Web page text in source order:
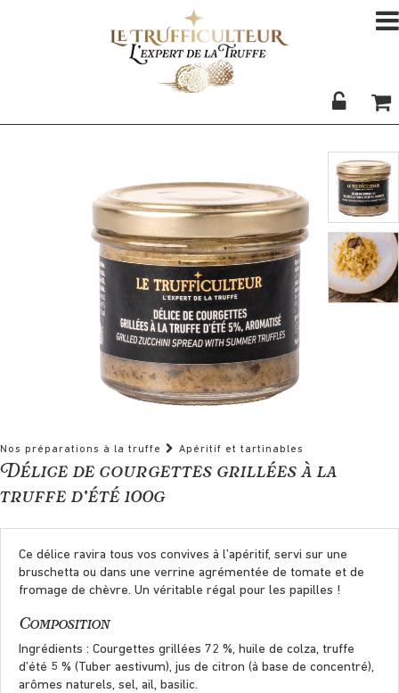
Nos préparations à la truffe Apéritif et tartinables
Délice de courgettes grillées à la
truffe d’été 100g
Ce délice ravira tous vos convives à l’apéritif, servi sur une
bruschetta ou dans une verrine agrémentée de tomate et de
fromage de chèvre. Un véritable régal pour les papilles !
Composition
Ingrédients : Courgettes grillées 72 %, huile de colza, truffe
d’été 5 % (Tuber aestivum), jus de citron (à base de concentré),
arômes naturels, sel, ail, basilic.